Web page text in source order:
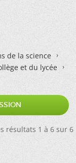
de la science
et du lycée
résultats 1 à 6 sur 6